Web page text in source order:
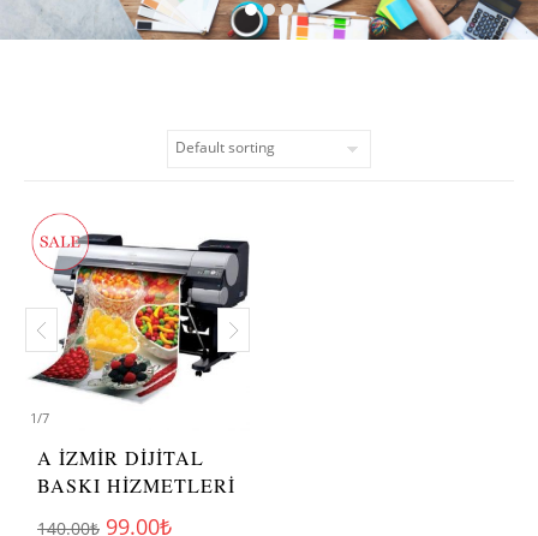
1/7
A İZMİR DİJİTAL
BASKI HİZMETLERİ
140.00₺ Original price was: 140.00₺.
99.00₺Current price is: 99.00₺.